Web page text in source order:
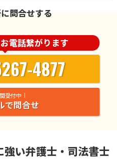
問合せする
電話繋がります
4877
受付中
で問合せ
強い弁護士・司法書士